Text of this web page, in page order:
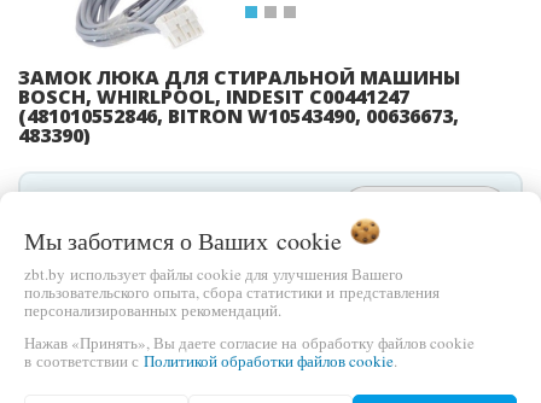
ЗАМОК ЛЮКА ДЛЯ СТИРАЛЬНОЙ МАШИНЫ
BOSCH, WHIRLPOOL, INDESIT C00441247
(481010552846, BITRON W10543490, 00636673,
483390)
ЦЕНА
БЫСТРЫЙ ЗАКАЗ
МАРКА: WHIRLPOOL
Мы заботимся о Ваших cookie
zbt.by использует файлы cookie для улучшения Вашего
пользовательского опыта, сбора статистики и представления
персонализированных рекомендаций.
Нажав «Принять», Вы даете согласие на обработку файлов cookie
в соответствии с Политикой обработки файлов cookie.